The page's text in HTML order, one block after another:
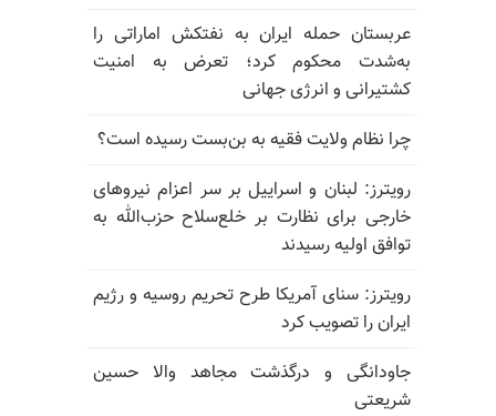
عربستان حمله ایران به نفتکش اماراتی را
به‌شدت محکوم کرد؛ تعرض به امنیت
کشتیرانی و انرژی جهانی
چرا نظام ولایت فقیه به بن‌بست رسیده است؟
رویترز: لبنان و اسراییل بر سر اعزام نیروهای
خارجی برای نظارت بر خلع‌سلاح حزب‌الله به
توافق اولیه رسیدند
رویترز: سنای آمریکا طرح تحریم روسیه و رژیم
ایران را تصویب کرد
جاودانگی و درگذشت مجاهد والا حسین
شریعتی